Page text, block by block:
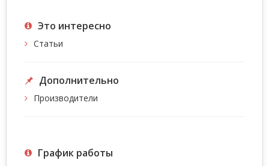
Это интересно
Статьи
Дополнительно
Производители
График работы